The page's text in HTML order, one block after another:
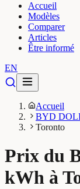
Accueil
Modèles
Comparer
Articles
Être informé
EN
Accueil
BYD
Toronto
Prix du
kWh à